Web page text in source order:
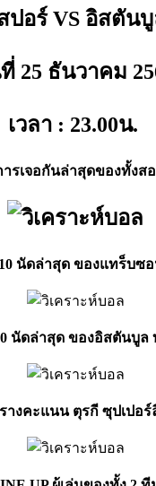
อร์ VS อิสตัน
25 ธันวาคม
เวลา : 23.00น.
รเจอกันล่าสุดของทั้งส
นัดล่าสุด ของแทร็บซ
นัดล่าสุด ของอิสตันบูล
างคะแนน ตุรกี ซุปเปอร์